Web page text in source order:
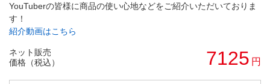
YouTuberの皆様に商品の使い心地などをご紹介いただいておりま
す！
紹介動画はこちら
ネット販売
価格（税込）
7125 円